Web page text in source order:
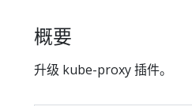
概要
升级 kube-proxy 插件。